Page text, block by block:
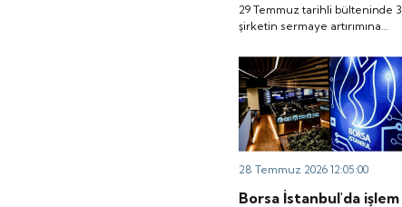
bülteninde 3 şirketin
sermaye artırımına
29 Temmuz tarihli bülteninde 3
şirketin sermaye artırımına
28 Temmuz 2026 12:05:00
Borsa İstanbul'da işlem